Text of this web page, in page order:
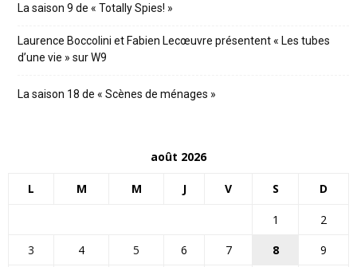
La saison 9 de « Totally Spies! »
Laurence Boccolini et Fabien Lecœuvre présentent « Les tubes
d’une vie » sur W9
La saison 18 de « Scènes de ménages »
août 2026
L M M J V S D
1
2
3
4 5 6 7 8
9